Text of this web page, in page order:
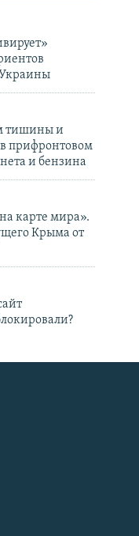
Украины
тишины и
прифронтовом
и бензина
карте мира».
Крыма от